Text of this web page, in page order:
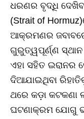
ଧରଣର ବୃଦ୍ଧି
(Strait of
ଆକ୍ରମଣର
ଗୁରୁତ୍ୱପୂର୍ଣ୍ଣ
ଏହା ସହିତ ଇରାନର
ଦିଆଯାଇଥିବା
ଥରେ କଡ଼ା କଟକଣା
ଘଟଣାକ୍ରମ ଯୋଗୁ